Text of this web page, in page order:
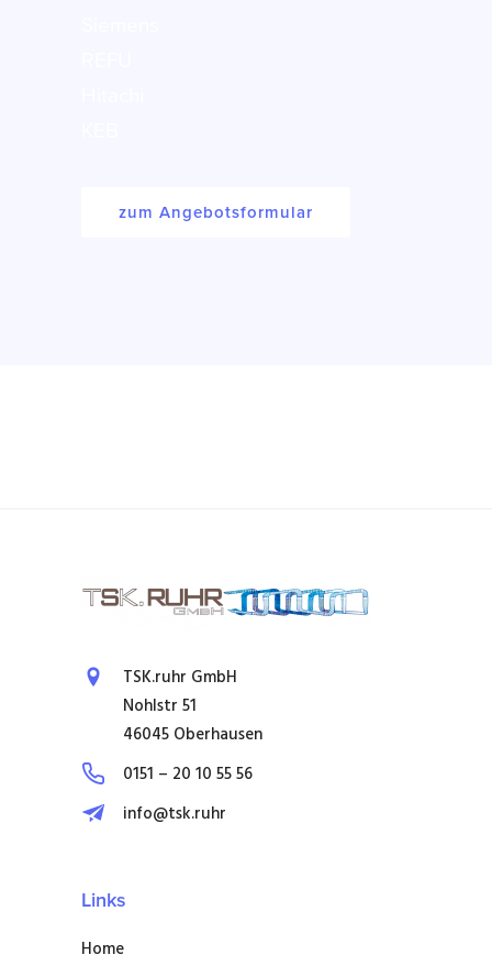
zum Angebotsformular
TSK.ruhr GmbH
Nohlstr 51
46045 Oberhausen
0151 – 20 10 55 56
info@tsk.ruhr
Links
Home